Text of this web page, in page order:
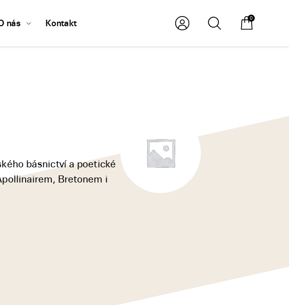
nás Kontakt 0
básnictví a poetické
Bretonem i